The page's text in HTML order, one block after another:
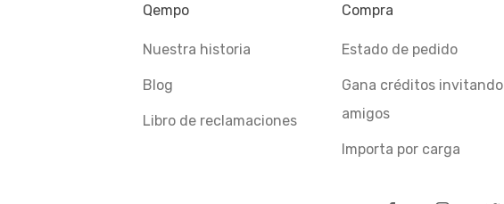
Qempo
Nuestra historia
Blog
Libro de reclamaciones
Compra
Estado de pedido
Gana créditos invitando
amigos
Importa por carga